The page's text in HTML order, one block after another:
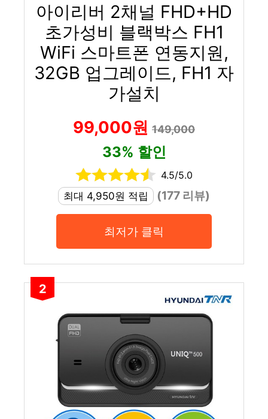
아이리버 2채널 FHD+HD
초가성비 블랙박스 FH1
WiFi 스마트폰 연동지원,
32GB 업그레이드, FH1 자
가설치
99,000원 149,000
33% 할인
4.5/5.0
최대 4,950원 적립
(177 리뷰)
최저가 클릭
2